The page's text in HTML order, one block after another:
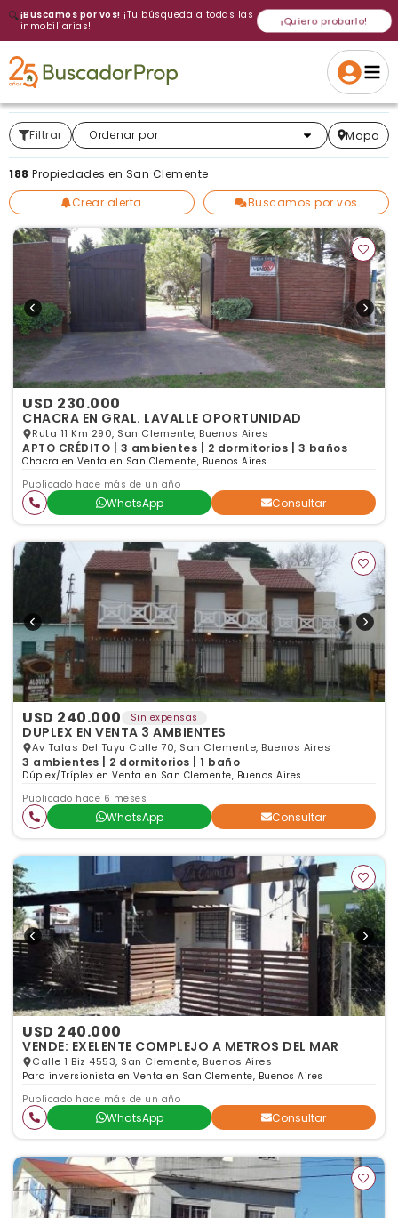
🔍¡Buscamos por vos! ¡Tu búsqueda a todas las
inmobiliarias!
¡Quiero probarlo!
Cancelar Si, eliminar
Gracias
Volver a intentar
Volver a intentarlo
Crear alerta
¡Si, enviar a todos!
Filtrar Ordenar por
Más relevantes Mapa
188 Propiedades en San Clemente
Crear alerta
Buscamos por vos
USD 230.000
CHACRA EN GRAL. LAVALLE OPORTUNIDAD
Ruta 11 Km 290, San Clemente, Buenos Aires
APTO CRÉDITO | 3 ambientes | 2 dormitorios | 3 baños
Chacra en Venta en San Clemente, Buenos Aires
Publicado hace más de un año
WhatsApp Consultar
USD 240.000 Sin expensas
DUPLEX EN VENTA 3 AMBIENTES
Av Talas Del Tuyu Calle 70, San Clemente, Buenos Aires
3 ambientes | 2 dormitorios | 1 baño
Dúplex/Tríplex en Venta en San Clemente, Buenos Aires
Publicado hace 6 meses
WhatsApp Consultar
USD 240.000
VENDE: EXELENTE COMPLEJO A METROS DEL MAR
Calle 1 Biz 4553, San Clemente, Buenos Aires
Para inversionista en Venta en San Clemente, Buenos Aires
Publicado hace más de un año
WhatsApp Consultar